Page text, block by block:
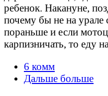
ребенок. Накануне,
почему бы не на урале
пораньше и если
карпизничать, то еду
6 комм
Дальше больше